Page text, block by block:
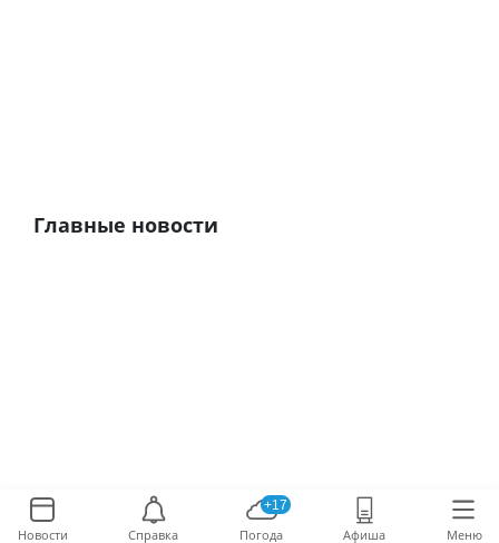
Главные новости
Новости Справка
+17
Погода Афиша Меню